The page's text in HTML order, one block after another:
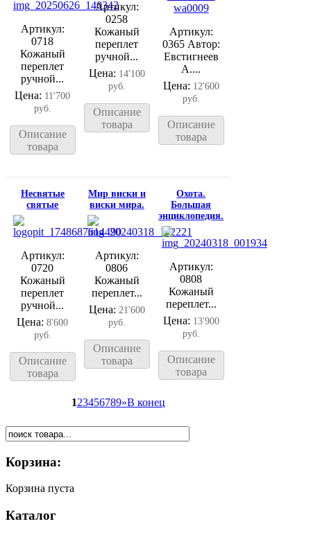
Артикул:
0718
Кожаный
переплет
ручной...
Цена: 11'700
руб.
Описание
товара
Артикул:
0258
Кожаный
переплет
ручной...
Цена: 14'100
руб.
Описание
товара
Артикул:
0365 Автор:
Евстигнеев
А....
Цена: 12'600
руб.
Описание
товара
Несвятые
святые
Артикул:
0720
Кожаный
переплет
ручной...
Цена:8'600
руб.
Описание
товара
Мир виски и
виски мира.
Артикул:
0806
Кожаный
переплет...
Цена: 21'600
руб.
Описание
товара
Охота.
Большая
энциклопедия.
Артикул:
0808
Кожаный
переплет...
Цена: 13'900
руб.
Описание
товара
123456789»В конец
Корзина:
Корзина пуста
Каталог